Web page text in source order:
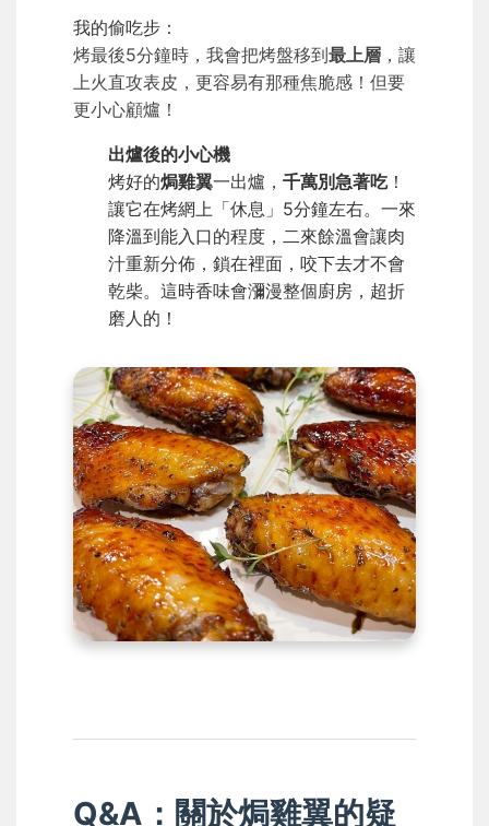
我的偷吃步：
烤最後5分鐘時，我會把烤盤移到最上層 ，讓
上火直攻表皮，更容易有那種焦脆感！但要
更小心顧爐！
出爐後的小心機
烤好的焗雞翼一出爐， 千萬別急著吃！
讓它在烤網上「休息」5分鐘左右。一來
降溫到能入口的程度，二來餘溫會讓肉
汁重新分佈，鎖在裡面，咬下去才不會
乾柴。這時香味會瀰漫整個廚房，超折
磨人的！
Q&A：關於焗雞翼的疑